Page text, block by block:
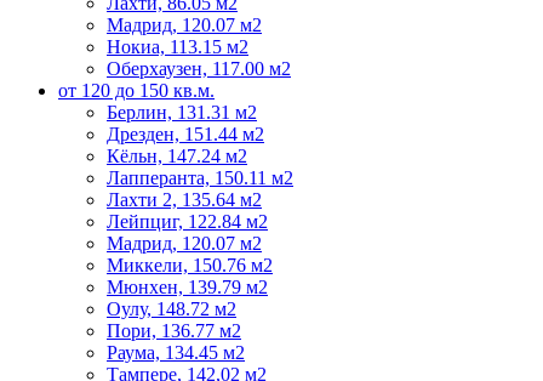
Мадрид, 120.07 м2
Нокиа, 113.15 м2
Оберхаузен, 117.00 м2
от 120 до 150 кв.м.
Берлин, 131.31 м2
Дрезден, 151.44 м2
Кёльн, 147.24 м2
Лапперанта, 150.11 м2
Лахти 2, 135.64 м2
Лейпциг, 122.84 м2
Мадрид, 120.07 м2
Миккели, 150.76 м2
Мюнхен, 139.79 м2
Оулу, 148.72 м2
Пори, 136.77 м2
Раума, 134.45 м2
Тампере, 142,02 м2